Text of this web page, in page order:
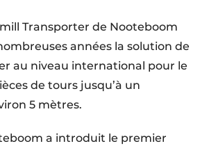
Transporter de Nooteboom
années la solution de
au niveau international pour le
de tours jusqu’à un
5 mètres.
a introduit le premier